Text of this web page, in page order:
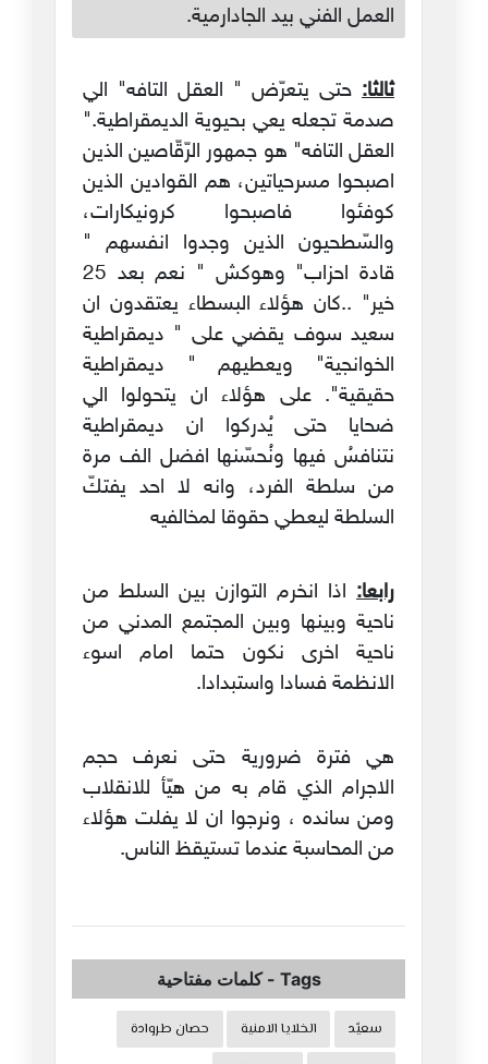
العمل الفني بيد الجادارمية.
ثالثا: حتى يتعرّض " العقل التافه" الي
صدمة تجعله يعي بحيوية الديمقراطية."
العقل التافه" هو جمهور الرّقّاصين الذين
اصبحوا مسرحياتين، هم القوادين الذين
كوفئوا فاصبحوا كرونيكارات،
والسّطحيون الذين وجدوا انفسهم "
قادة احزاب" وهوكش " نعم بعد 25
خير" ..كان هؤلاء البسطاء يعتقدون ان
سعيد سوف يقضي على " ديمقراطية
الخوانجية" ويعطيهم " ديمقراطية
حقيقية". على هؤلاء ان يتحولوا الي
ضحايا حتى يُدركوا ان ديمقراطية
نتنافسُ فيها ونُحسّنها افضل الف مرة
من سلطة الفرد، وانه لا احد يفتكّ
السلطة ليعطي حقوقا لمخالفيه
رابعا: اذا انخرم التوازن بين السلط من
ناحية وبينها وبين المجتمع المدني من
ناحية اخرى نكون حتما امام اسوء
الانظمة فسادا واستبدادا.
هي فترة ضرورية حتى نعرف حجم
الاجرام الذي قام به من هيّأ للانقلاب
ومن سانده ، ونرجوا ان لا يفلت هؤلاء
من المحاسبة عندما تستيقظ الناس.
Tags
-كلمات مفتاحية
سعيّد الخلايا الامنية
حصان طروادة